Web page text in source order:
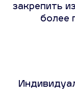
закрепить
более